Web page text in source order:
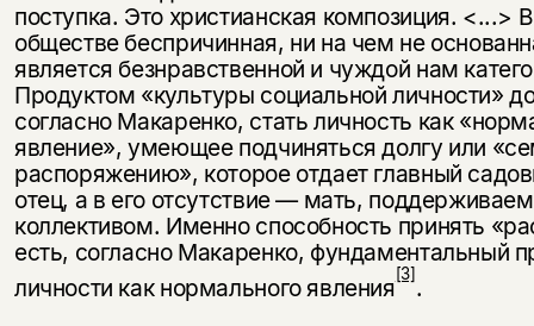
поступка. Это христианская композиция. <...>
обществе беспричинная, ни на чем не
является безнравственной и чуждой нам
Продуктом «культуры социальной личности»
согласно Макаренко, стать личность как
явление», умеющее подчиняться долгу или
распоряжению», которое отдает глав­ный
отец, а в его отсутствие — мать,
коллективом. Именно способность принять
есть, согласно Макаренко, фундаментальный
личности как нормаль­ного явления[3].